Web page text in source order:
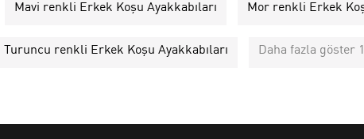
Mavi renkli Erkek Koşu Ayakkabıları Mor renkli Erkek
Turuncu renkli Erkek Koşu Ayakkabıları Daha fazla göster